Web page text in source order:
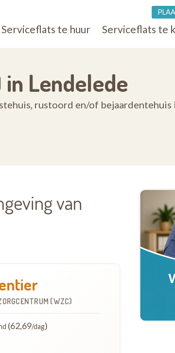
Serviceflats te huur Serviceflats te
Lendelede
rustoord en/of bejaardentehuis
van
(WZC)
(62,69/dag)